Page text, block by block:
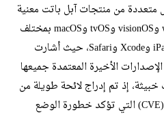
من منتجات آبل باتت معنية
بهذه الثغرات، من بينها watchOS وvisionOS وtvOS وmacOS بمختلف
إصداراته، إضافة إلى iOS وiPadOS وXcode وSafari، حيث أشارت
الأخيرة المعتمدة جميعها
إذ تم إدراج لائحة طويلة من
معرفات الثغرات الأمنية العالمية (CVE) التي تؤكد خطورة الوضع